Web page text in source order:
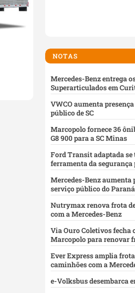
NOTAS
Mercedes-Benz entrega
Superarticulados em
VWCO aumenta
público de SC
Marcopolo fornece 36
G8 900 para a SC Minas
Ford Transit adaptada se
ferramenta da segurança
baiana
Mercedes-Benz aumenta
serviço público do Paraná
Nutrymax renova frota
com a Mercedes-Benz
Via Ouro Coletivos fecha
Marcopolo para renovar
Ever Express amplia
caminhões com a
e-Volksbus desembarca